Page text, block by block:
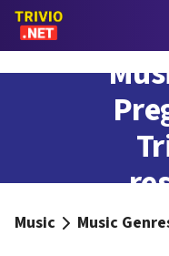
Music Music